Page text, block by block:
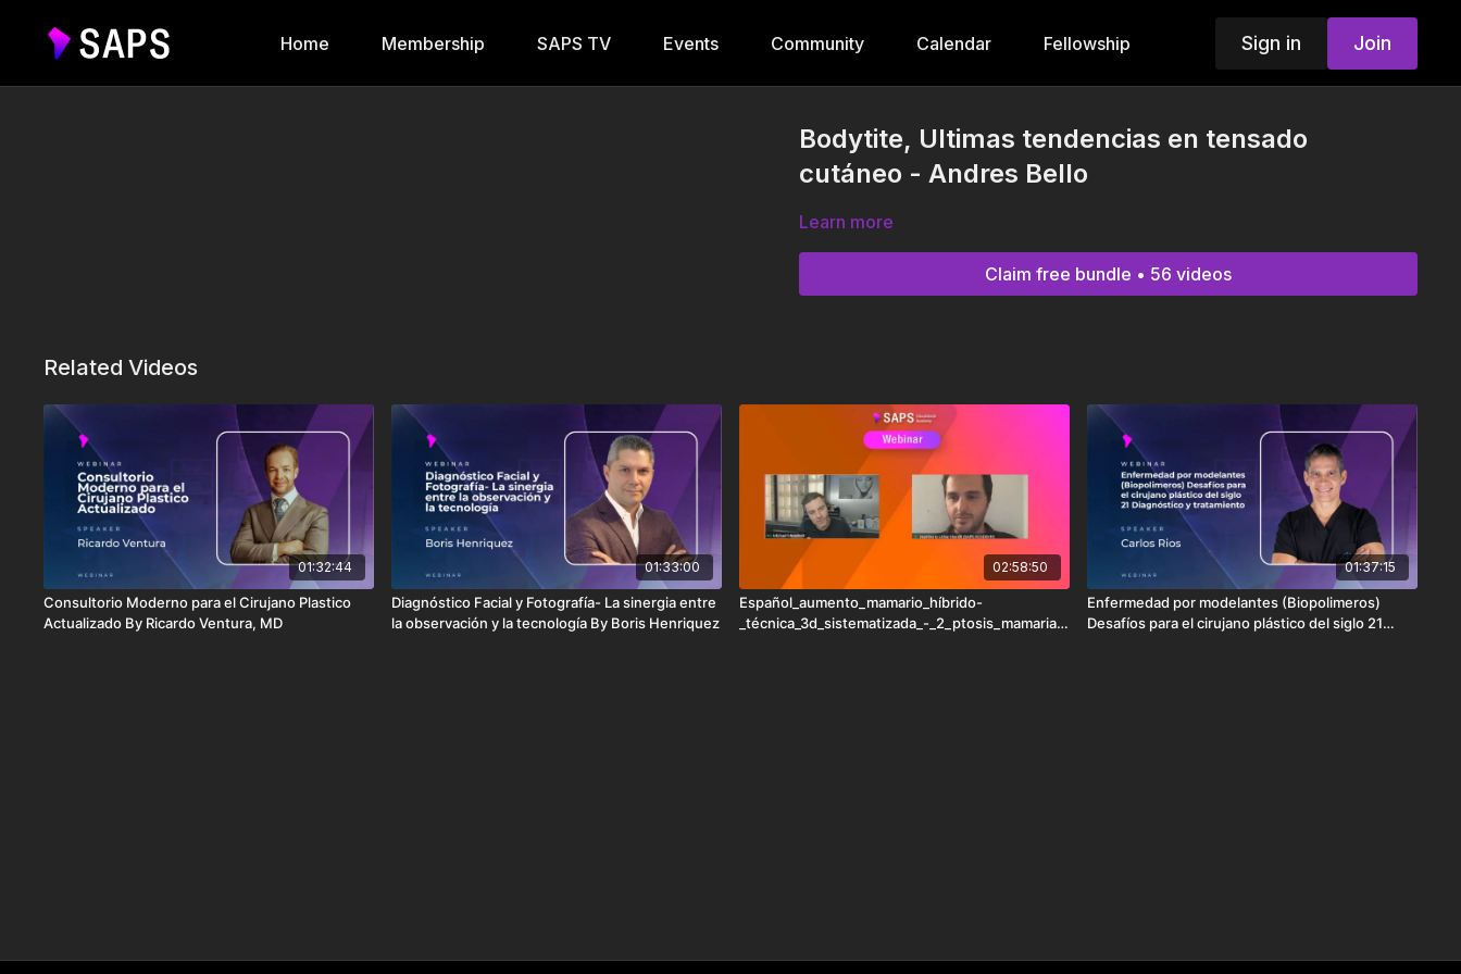
Home Membership SAPS TV Events Community Calendar Fellowship Sign in Join
Bodytite, Ultimas tendencias en tensado
cutáneo - Andres Bello
Learn more
Claim free bundle • 56 videos
Related Videos
01:32:44
Consultorio Moderno para el Cirujano Plastico
Actualizado By Ricardo Ventura, MD
01:33:00
Diagnóstico Facial y Fotografía- La sinergia entre
la observación y la tecnología By Boris Henriquez
02:58:50
Español_aumento_mamario_híbrido-
_técnica_3d_sistematizada_-_2_ptosis_mamaria-
01:37:15
Enfermedad por modelantes (Biopolimeros)
Desafíos para el cirujano plástico del siglo 21